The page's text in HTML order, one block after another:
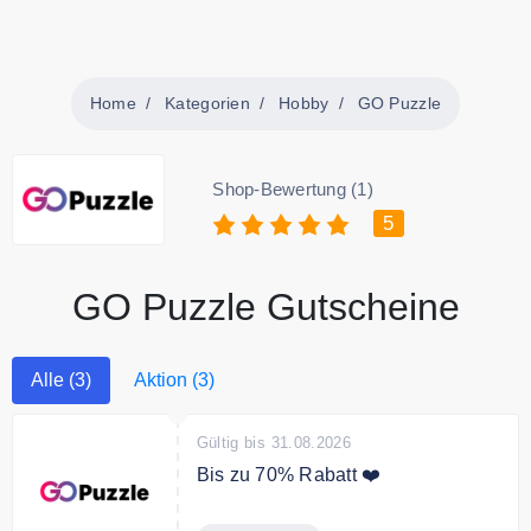
Home Kategorien Hobby GO Puzzle
Shop-Bewertung (1)
5
GO Puzzle Gutscheine
Alle (3) Aktion (3)
Gültig bis 31.08.2026
Bis zu 70% Rabatt ❤️